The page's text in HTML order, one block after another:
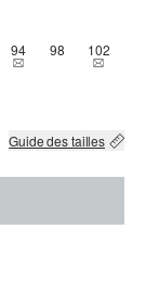
94THIS SIZE IS
98 102THIS
Guide des tailles